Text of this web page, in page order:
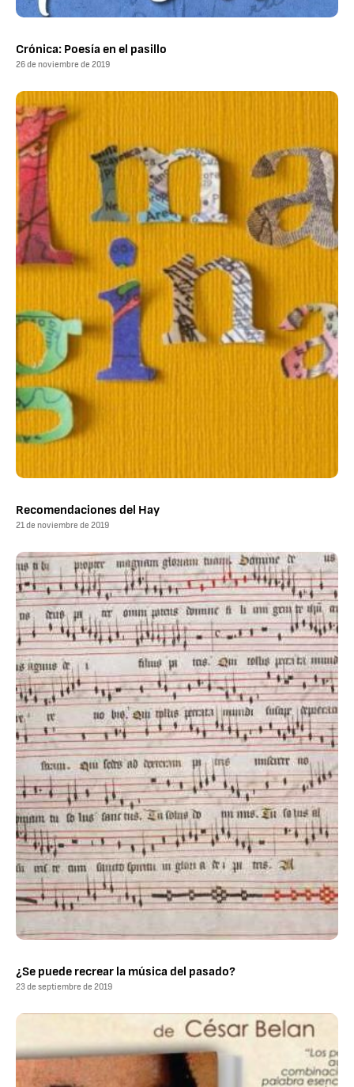
Crónica: Poesía en el pasillo
26 de noviembre de 2019
Recomendaciones del Hay
21 de noviembre de 2019
¿Se puede recrear la música del pasado?
23 de septiembre de 2019